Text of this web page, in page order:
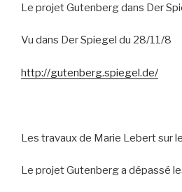
Le projet Gutenberg dans Der
Vu dans Der Spiegel du 28/11/8
http://gutenberg.spiegel.de/
Les travaux de Marie Lebert sur
Le projet Gutenberg a dépassé